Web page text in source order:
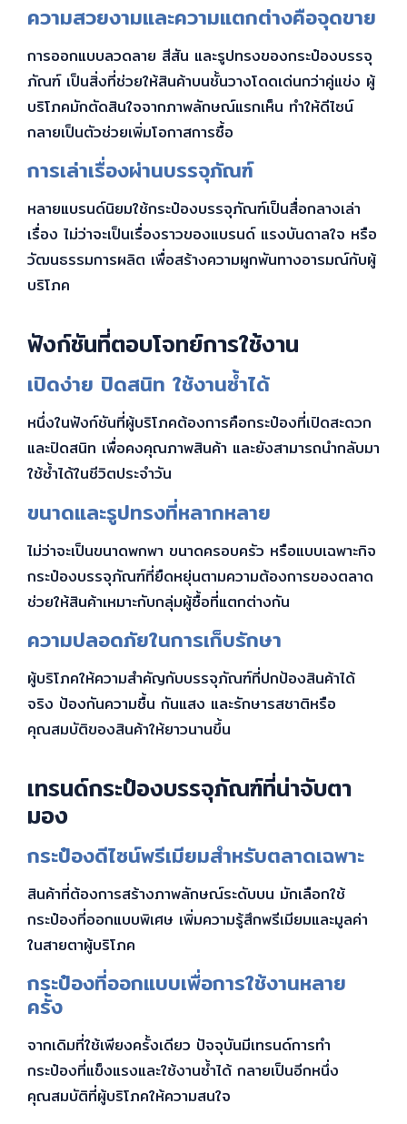
ความสวยงามและความแตกต่างคือจุดขาย
การออกแบบลวดลาย สีสัน และรูปทรงของกระป๋องบรรจุ
ภัณฑ์ เป็นสิ่งที่ช่วยให้สินค้าบนชั้นวางโดดเด่นกว่าคู่แข่ง ผู้
บริโภคมักตัดสินใจจากภาพลักษณ์แรกเห็น ทำให้ดีไซน์
กลายเป็นตัวช่วยเพิ่มโอกาสการซื้อ
การเล่าเรื่องผ่านบรรจุภัณฑ์
หลายแบรนด์นิยมใช้กระป๋องบรรจุภัณฑ์เป็นสื่อกลางเล่า
เรื่อง ไม่ว่าจะเป็นเรื่องราวของแบรนด์ แรงบันดาลใจ หรือ
วัฒนธรรมการผลิต เพื่อสร้างความผูกพันทางอารมณ์กับผู้
บริโภค
ฟังก์ชันที่ตอบโจทย์การใช้งาน
เปิดง่าย ปิดสนิท ใช้งานซ้ำได้
หนึ่งในฟังก์ชันที่ผู้บริโภคต้องการคือกระป๋องที่เปิดสะดวก
และปิดสนิท เพื่อคงคุณภาพสินค้า และยังสามารถนำกลับมา
ใช้ซ้ำได้ในชีวิตประจำวัน
ขนาดและรูปทรงที่หลากหลาย
ไม่ว่าจะเป็นขนาดพกพา ขนาดครอบครัว หรือแบบเฉพาะกิจ
กระป๋องบรรจุภัณฑ์ที่ยืดหยุ่นตามความต้องการของตลาด
ช่วยให้สินค้าเหมาะกับกลุ่มผู้ซื้อที่แตกต่างกัน
ความปลอดภัยในการเก็บรักษา
ผู้บริโภคให้ความสำคัญกับบรรจุภัณฑ์ที่ปกป้องสินค้าได้
จริง ป้องกันความชื้น กันแสง และรักษารสชาติหรือ
คุณสมบัติของสินค้าให้ยาวนานขึ้น
เทรนด์กระป๋องบรรจุภัณฑ์ที่น่าจับตา
มอง
กระป๋องดีไซน์พรีเมียมสำหรับตลาดเฉพาะ
สินค้าที่ต้องการสร้างภาพลักษณ์ระดับบน มักเลือกใช้
กระป๋องที่ออกแบบพิเศษ เพิ่มความรู้สึกพรีเมียมและมูลค่า
ในสายตาผู้บริโภค
กระป๋องที่ออกแบบเพื่อการใช้งานหลาย
ครั้ง
จากเดิมที่ใช้เพียงครั้งเดียว ปัจจุบันมีเทรนด์การทำ
กระป๋องที่แข็งแรงและใช้งานซ้ำได้ กลายเป็นอีกหนึ่ง
คุณสมบัติที่ผู้บริโภคให้ความสนใจ